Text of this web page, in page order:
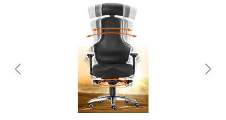
Bildergalerie überspringen